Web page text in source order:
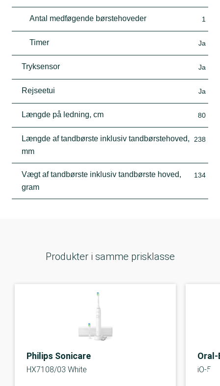
Antal medføgende børstehoveder 1
Timer Ja
Tryksensor Ja
Rejseetui Ja
Længde på ledning, cm 80
Længde af tandbørste inklusiv tandbørstehoved,
mm
238
Vægt af tandbørste inklusiv tandbørste hoved,
gram
134
Produkter i samme prisklasse
Philips Sonicare
HX7108/03 White
Oral-
iO-5s